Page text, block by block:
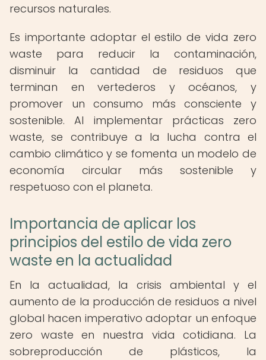
recursos naturales.
Es importante adoptar el estilo de vida zero
waste para reducir la contaminación,
disminuir la cantidad de residuos que
terminan en vertederos y océanos, y
promover un consumo más consciente y
sostenible. Al implementar prácticas zero
waste, se contribuye a la lucha contra el
cambio climático y se fomenta un modelo de
economía circular más sostenible y
respetuoso con el planeta.
Importancia de aplicar los
principios del estilo de vida zero
waste en la actualidad
En la actualidad, la crisis ambiental y el
aumento de la producción de residuos a nivel
global hacen imperativo adoptar un enfoque
zero waste en nuestra vida cotidiana. La
sobreproducción de plásticos, la